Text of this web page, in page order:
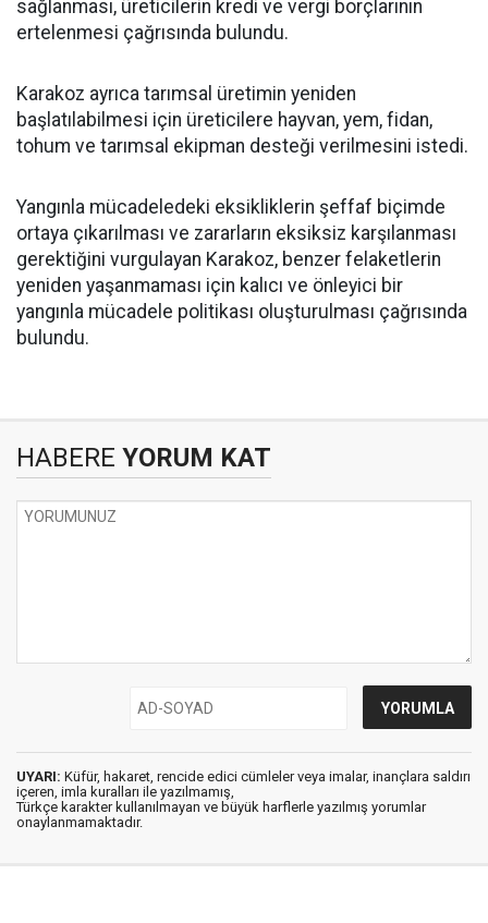
sağlanması, üreticilerin kredi ve vergi borçlarının
ertelenmesi çağrısında bulundu.
Karakoz ayrıca tarımsal üretimin yeniden
başlatılabilmesi için üreticilere hayvan, yem, fidan,
tohum ve tarımsal ekipman desteği verilmesini istedi.
Yangınla mücadeledeki eksikliklerin şeffaf biçimde
ortaya çıkarılması ve zararların eksiksiz karşılanması
gerektiğini vurgulayan Karakoz, benzer felaketlerin
yeniden yaşanmaması için kalıcı ve önleyici bir
yangınla mücadele politikası oluşturulması çağrısında
bulundu.
HABERE YORUM KAT
UYARI: Küfür, hakaret, rencide edici cümleler veya imalar, inançlara saldırı
içeren, imla kuralları ile yazılmamış,
Türkçe karakter kullanılmayan ve büyük harflerle yazılmış yorumlar
onaylanmamaktadır.